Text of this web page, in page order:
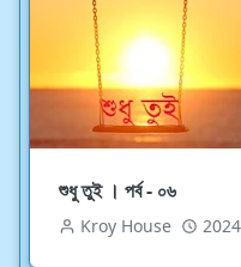
শুধু তুই । পর্ব - ০৬
Kroy House